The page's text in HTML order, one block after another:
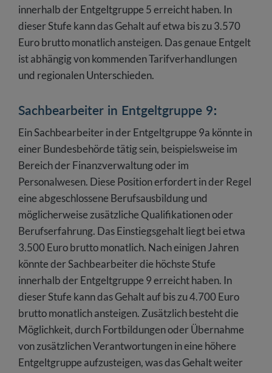
innerhalb der Entgeltgruppe 5 erreicht haben. In
dieser Stufe kann das Gehalt auf etwa bis zu 3.570
Euro brutto monatlich ansteigen. Das genaue Entgelt
ist abhängig von kommenden Tarifverhandlungen
und regionalen Unterschieden.
Sachbearbeiter in Entgeltgruppe 9:
Ein Sachbearbeiter in der Entgeltgruppe 9a könnte in
einer Bundesbehörde tätig sein, beispielsweise im
Bereich der Finanzverwaltung oder im
Personalwesen. Diese Position erfordert in der Regel
eine abgeschlossene Berufsausbildung und
möglicherweise zusätzliche Qualifikationen oder
Berufserfahrung. Das Einstiegsgehalt liegt bei etwa
3.500 Euro brutto monatlich. Nach einigen Jahren
könnte der Sachbearbeiter die höchste Stufe
innerhalb der Entgeltgruppe 9 erreicht haben. In
dieser Stufe kann das Gehalt auf bis zu 4.700 Euro
brutto monatlich ansteigen. Zusätzlich besteht die
Möglichkeit, durch Fortbildungen oder Übernahme
von zusätzlichen Verantwortungen in eine höhere
Entgeltgruppe aufzusteigen, was das Gehalt weiter